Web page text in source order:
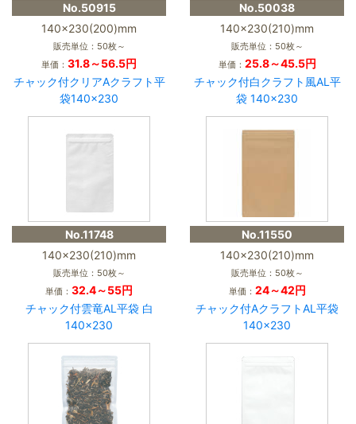
No.50915
140×230(200)mm
販売単位：50枚～
単価： 31.8～56.5円
チャック付クリアAクラフト平
袋140×230
No.50038
140×230(210)mm
販売単位：50枚～
単価： 25.8～45.5円
チャック付白クラフト風AL平
袋 140×230
No.11748
140×230(210)mm
販売単位：50枚～
単価： 32.4～55円
チャック付雲竜AL平袋 白
140×230
No.11550
140×230(210)mm
販売単位：50枚～
単価： 24～42円
チャック付AクラフトAL平袋
140×230